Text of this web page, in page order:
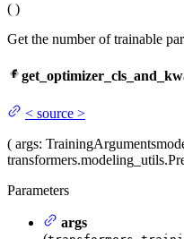
( )
Get the number of trainable
< source >
( args: TrainingArguments
Parameters
args